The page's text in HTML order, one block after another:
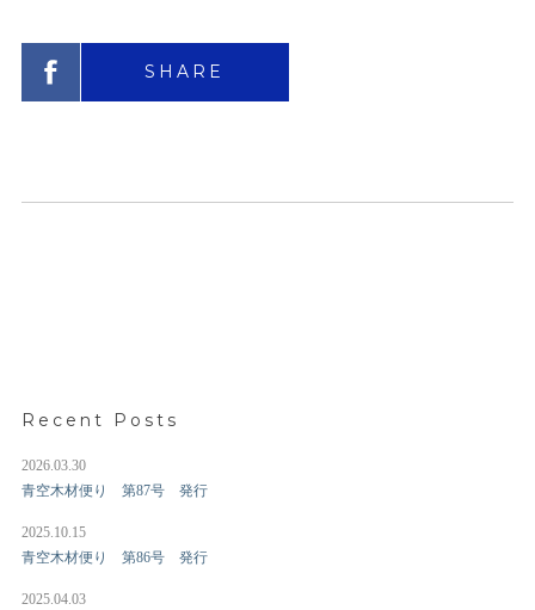
Recent Posts
2026.03.30
青空木材便り 第87号 発行
2025.10.15
青空木材便り 第86号 発行
2025.04.03
SHARE